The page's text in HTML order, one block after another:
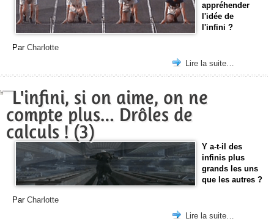
appréhender
l'idée de
l'infini ?
Par Charlotte
Lire la suite…
L'infini, si on aime, on ne
compte plus… Drôles de
calculs ! (3)
Y a-t-il des
infinis plus
grands les uns
que les autres ?
Par Charlotte
Lire la suite…